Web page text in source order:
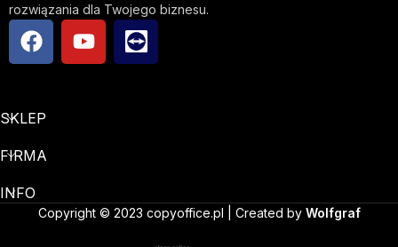
rozwiązania dla Twojego biznesu.
SKLEP
FIRMA
INFO
Copyright © 2023 copyoffice.pl | Created by Wolfgraf